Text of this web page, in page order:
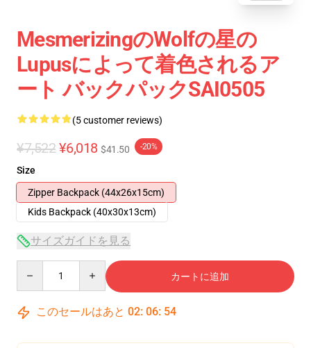
MesmerizingのWolfの星の
Lupusによって着色されるア
ート バックパックSAI0505
(5 customer reviews)
¥7,522 ¥6,018 $41.50 -20%
Size
Zipper Backpack (44x26x15cm)
Kids Backpack (40x30x13cm)
サイズガイドを見る
カートに追加
このセールはあと 02: 06: 54